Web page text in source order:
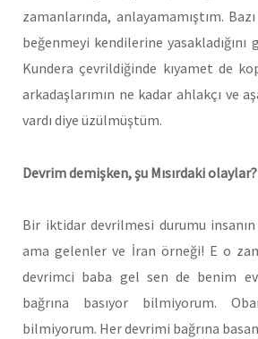
zamanlarında, anlayamamıştım.
beğenmeyi kendilerine
Kundera çevrildiğinde kıyamet de
arkadaşlarımın ne kadar ahlakçı ve
vardı diye üzülmüştüm.
Devrim demişken, şu Mısırdaki olaylar?
Bir iktidar devrilmesi durumu
ama gelenler ve İran örneği! E o
devrimci baba gel sen de benim
bağrına basıyor bilmiyorum.
bilmiyorum. Her devrimi bağrına